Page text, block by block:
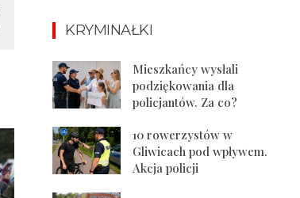
KRYMINAŁKI
Mieszkańcy wysłali
podziękowania dla
policjantów. Za co?
10 rowerzystów w
Gliwicach pod wpływem.
Akcja policji